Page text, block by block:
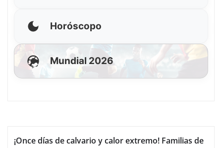
Horóscopo
Mundial 2026
¡Once días de calvario y calor extremo! Familias de